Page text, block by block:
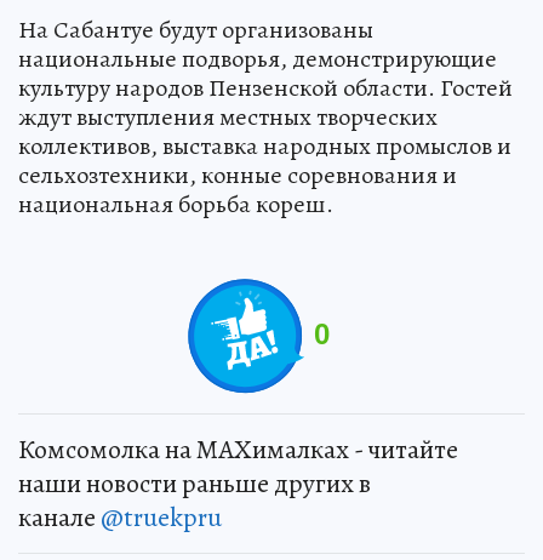
На Сабантуе будут организованы
национальные подворья, демонстрирующие
культуру народов Пензенской области. Гостей
ждут выступления местных творческих
коллективов, выставка народных промыслов и
сельхозтехники, конные соревнования и
национальная борьба кореш.
0
Комсомолка на MAXималках - читайте
наши новости раньше других в
канале @truekpru